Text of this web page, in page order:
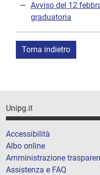
Avviso del 12
graduatoria
Torna indietro
Unipg.it
Accessibilità
Albo online
Amministrazione
Assistenza e FAQ